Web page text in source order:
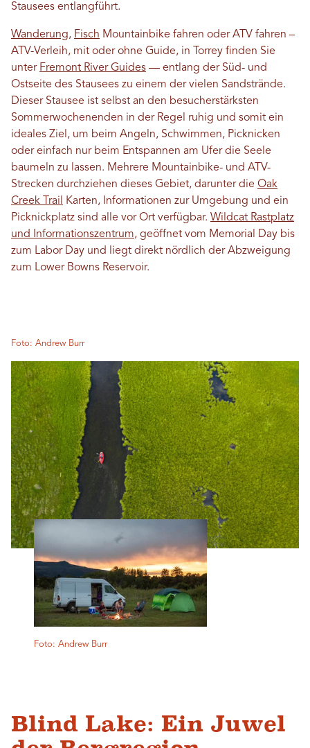
Stausees entlangführt.
Wanderung, Fisch Mountainbike fahren oder ATV fahren –
ATV-Verleih, mit oder ohne Guide, in Torrey finden Sie
unter Fremont River Guides — entlang der Süd- und
Ostseite des Stausees zu einem der vielen Sandstrände.
Dieser Stausee ist selbst an den besucherstärksten
Sommerwochenenden in der Regel ruhig und somit ein
ideales Ziel, um beim Angeln, Schwimmen, Picknicken
oder einfach nur beim Entspannen am Ufer die Seele
baumeln zu lassen. Mehrere Mountainbike- und ATV-
Strecken durchziehen dieses Gebiet, darunter die Oak
Creek Trail
Karten, Informationen zur Umgebung und ein
Picknickplatz sind alle vor Ort verfügbar. Wildcat Rastplatz
und Informationszentrum, geöffnet vom Memorial Day bis
zum Labor Day und liegt direkt nördlich der Abzweigung
zum Lower Bowns Reservoir.
Foto: Andrew Burr
Foto: Andrew Burr
Blind Lake: Ein Juwel